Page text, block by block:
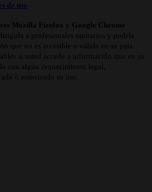
de uso
Mozilla Firefox y Google Chrome
a profesionales sanitarios y podría
que no es accesible o válida en su país.
si usted accede a información que en su
con algún requerimiento legal,
o autorizado su uso.